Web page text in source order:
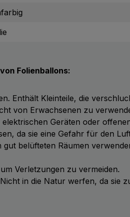
Folienballons:
Enthält Kleinteile, die
von Erwachsenen zu
Geräten oder
da sie eine Gefahr für den
belüfteten Räumen
Verletzungen zu vermeiden.
in die Natur werfen, da sie